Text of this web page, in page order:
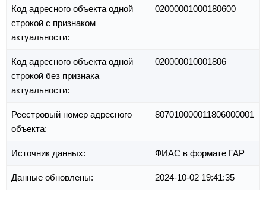
Код адресного объекта одной
строкой с признаком
актуальности:
02000001000180600
Код адресного объекта одной
строкой без признака
актуальности:
020000010001806
Реестровый номер адресного
объекта:
807010000011806000001
Источник данных: ФИАС в формате ГАР
Данные обновлены: 2024-10-02 19:41:35